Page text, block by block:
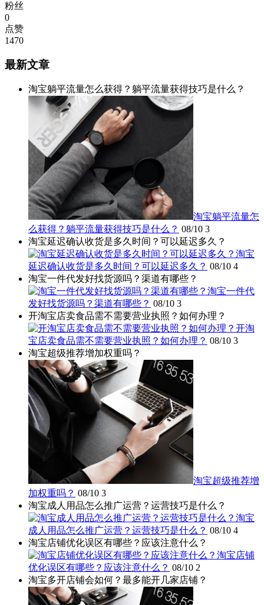
粉丝
0
点赞
1470
最新文章
淘宝躺平流量怎么获得？躺平流量获得技巧是什么？
淘宝躺平流量怎
么获得？躺平流量获得技巧是什么？ 08/10 3
淘宝延迟确认收货是多久时间？可以延迟多久？
淘宝
延迟确认收货是多久时间？可以延迟多久？ 08/10 4
淘宝一件代发好找货源吗？渠道有哪些？
淘宝一件代
发好找货源吗？渠道有哪些？ 08/10 3
开淘宝店卖食品需不需要营业执照？如何办理？
开淘
宝店卖食品需不需要营业执照？如何办理？ 08/10 3
淘宝超级推荐增加权重吗？
淘宝超级推荐增
加权重吗？ 08/10 3
淘宝成人用品怎么推广运营？运营技巧是什么？
淘宝
成人用品怎么推广运营？运营技巧是什么？ 08/10 4
淘宝店铺优化误区有哪些？应该注意什么？
淘宝店铺
优化误区有哪些？应该注意什么？ 08/10 2
淘宝多开店铺会如何？最多能开几家店铺？